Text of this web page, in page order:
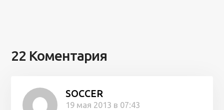
22 Коментария
SOCCER
19 мая 2013 в 07:43